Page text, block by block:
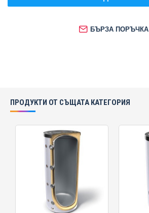
БЪРЗА ПОРЪЧКА
ПРОДУКТИ ОТ СЪЩАТА КАТЕГОРИЯ